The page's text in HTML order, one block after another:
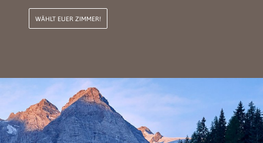
WÄHLT EUER ZIMMER!